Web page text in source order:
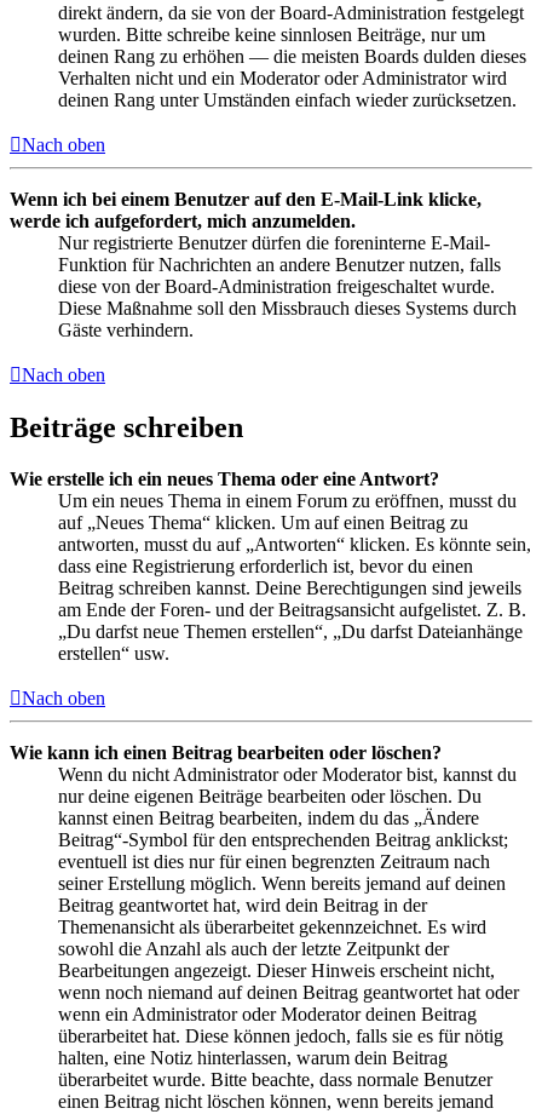
direkt ändern, da sie von der Board-Administration festgelegt
wurden. Bitte schreibe keine sinnlosen Beiträge, nur um
deinen Rang zu erhöhen — die meisten Boards dulden dieses
Verhalten nicht und ein Moderator oder Administrator wird
deinen Rang unter Umständen einfach wieder zurücksetzen.
Nach oben
Wenn ich bei einem Benutzer auf den E-Mail-Link klicke,
werde ich aufgefordert, mich anzumelden.
Nur registrierte Benutzer dürfen die foreninterne E-Mail-
Funktion für Nachrichten an andere Benutzer nutzen, falls
diese von der Board-Administration freigeschaltet wurde.
Diese Maßnahme soll den Missbrauch dieses Systems durch
Gäste verhindern.
Nach oben
Beiträge schreiben
Wie erstelle ich ein neues Thema oder eine Antwort?
Um ein neues Thema in einem Forum zu eröffnen, musst du
auf „Neues Thema“ klicken. Um auf einen Beitrag zu
antworten, musst du auf „Antworten“ klicken. Es könnte sein,
dass eine Registrierung erforderlich ist, bevor du einen
Beitrag schreiben kannst. Deine Berechtigungen sind jeweils
am Ende der Foren- und der Beitragsansicht aufgelistet. Z. B.
„Du darfst neue Themen erstellen“, „Du darfst Dateianhänge
erstellen“ usw.
Nach oben
Wie kann ich einen Beitrag bearbeiten oder löschen?
Wenn du nicht Administrator oder Moderator bist, kannst du
nur deine eigenen Beiträge bearbeiten oder löschen. Du
kannst einen Beitrag bearbeiten, indem du das „Ändere
Beitrag“-Symbol für den entsprechenden Beitrag anklickst;
eventuell ist dies nur für einen begrenzten Zeitraum nach
seiner Erstellung möglich. Wenn bereits jemand auf deinen
Beitrag geantwortet hat, wird dein Beitrag in der
Themenansicht als überarbeitet gekennzeichnet. Es wird
sowohl die Anzahl als auch der letzte Zeitpunkt der
Bearbeitungen angezeigt. Dieser Hinweis erscheint nicht,
wenn noch niemand auf deinen Beitrag geantwortet hat oder
wenn ein Administrator oder Moderator deinen Beitrag
überarbeitet hat. Diese können jedoch, falls sie es für nötig
halten, eine Notiz hinterlassen, warum dein Beitrag
überarbeitet wurde. Bitte beachte, dass normale Benutzer
einen Beitrag nicht löschen können, wenn bereits jemand